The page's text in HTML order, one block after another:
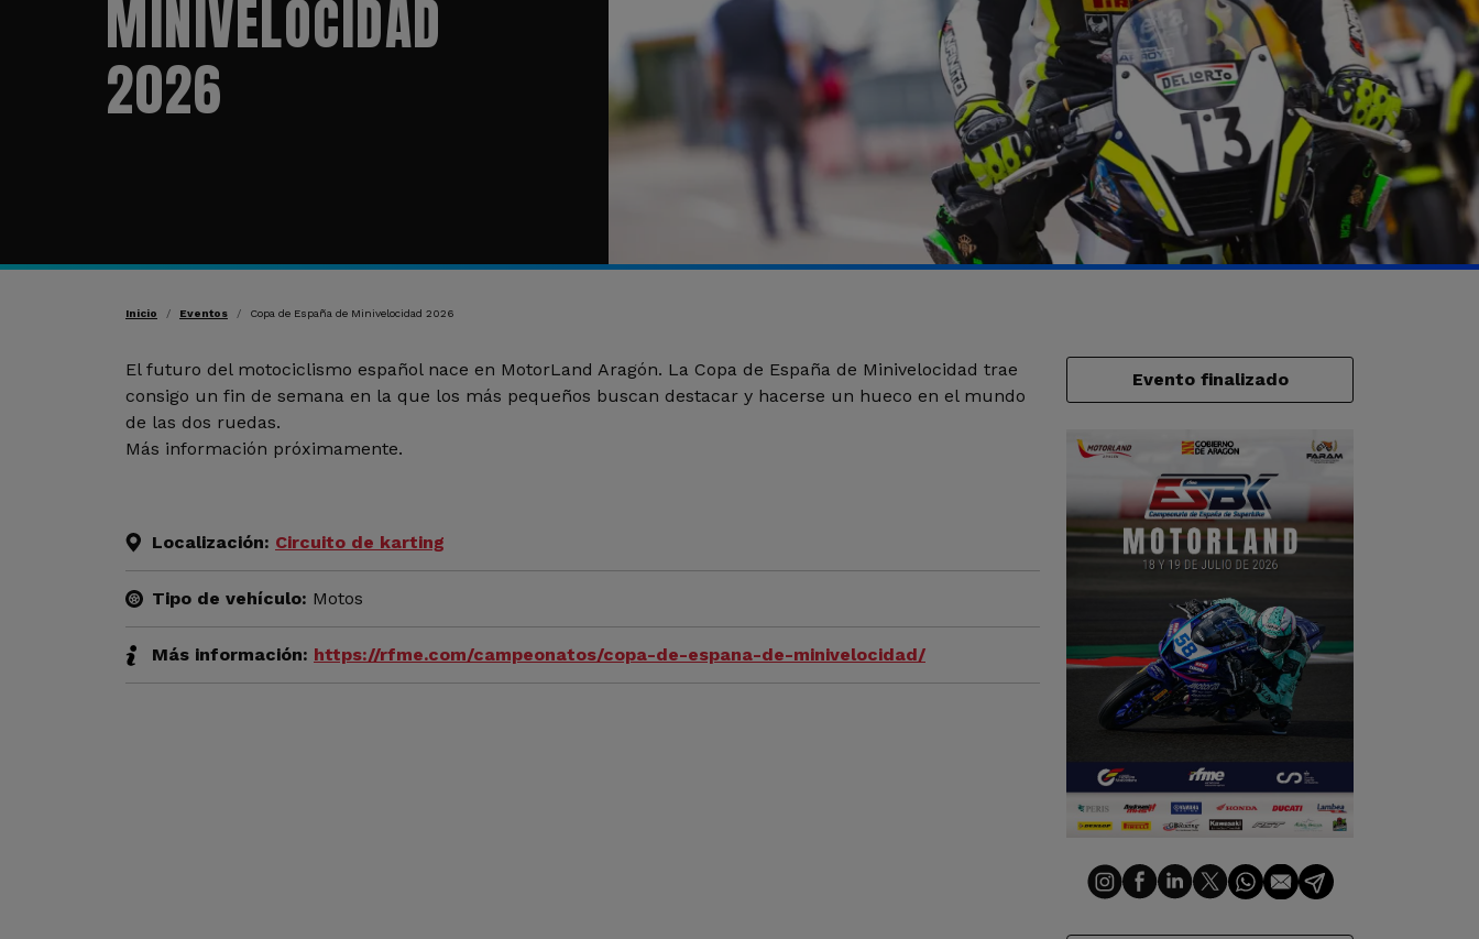
MINIVELOCIDAD
2026
Inicio Eventos Copa de España de Minivelocidad 2026
El futuro del motociclismo español nace en MotorLand Aragón. La Copa de España de Minivelocidad trae
consigo un fin de semana en la que los más pequeños buscan destacar y hacerse un hueco en el mundo
de las dos ruedas.
Más información próximamente.
Localización: Circuito de karting
Tipo de vehículo: Motos
Más información: https://rfme.com/campeonatos/copa-de-espana-de-minivelocidad/
Evento finalizado